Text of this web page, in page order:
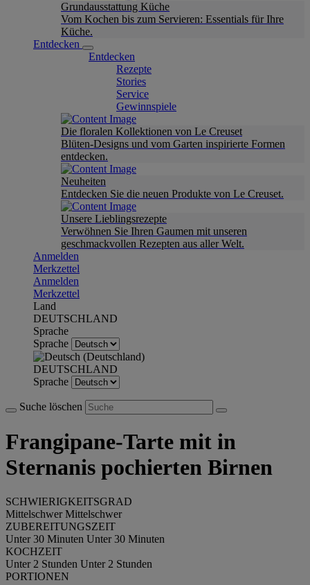
Grundausstattung Küche
Vom Kochen bis zum Servieren: Essentials für Ihre
Küche.
Entdecken
Entdecken
Rezepte
Stories
Service
Gewinnspiele
Die floralen Kollektionen von Le Creuset
Blüten-Designs und vom Garten inspirierte Formen
entdecken.
Neuheiten
Entdecken Sie die neuen Produkte von Le Creuset.
Unsere Lieblingsrezepte
Verwöhnen Sie Ihren Gaumen mit unseren
geschmackvollen Rezepten aus aller Welt.
Anmelden
Merkzettel
Anmelden
Merkzettel
Land
DEUTSCHLAND
Sprache
Sprache
DEUTSCHLAND
Sprache
Suche löschen
Frangipane-Tarte mit in
Sternanis pochierten Birnen
SCHWIERIGKEITSGRAD
Mittelschwer Mittelschwer
ZUBEREITUNGSZEIT
Unter 30 Minuten Unter 30 Minuten
KOCHZEIT
Unter 2 Stunden Unter 2 Stunden
PORTIONEN